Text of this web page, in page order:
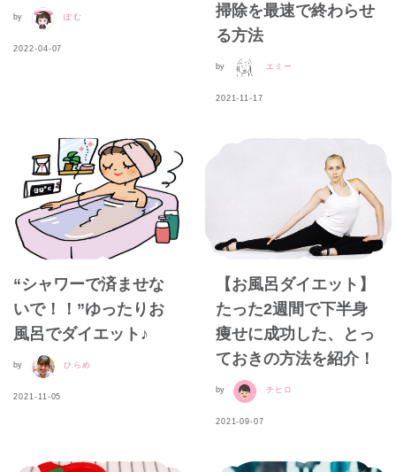
by ぽむ
2022-04-07
掃除を最速で終わらせ
る方法
by エミー
2021-11-17
“シャワーで済ませな
いで！！”ゆったりお
風呂でダイエット♪
by ひらめ
2021-11-05
【お風呂ダイエット】
たった2週間で下半身
痩せに成功した、とっ
ておきの方法を紹介！
by チヒロ
2021-09-07